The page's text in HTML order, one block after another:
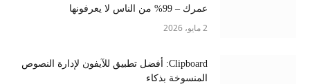
عمرك – 99% من الناس لا يعرفونها
2 مايو، 2026
Clipboard: أفضل تطبيق للآيفون لإدارة النصوص
المنسوخة بذكاء